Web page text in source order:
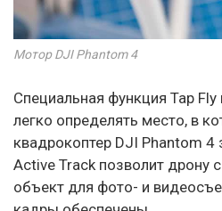
Мотор DJI Phantom 4
Специальная функция Тар
легко определять место, в
квадрокоптер DJI Phantom 4
Асtive Track позволит дрону
объект для фото- и